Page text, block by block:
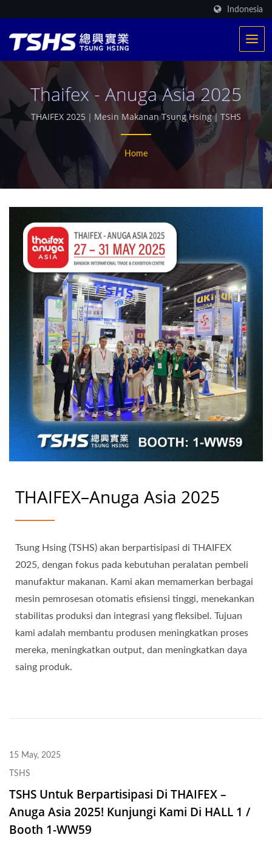
Indonesia
Thaifex - Anuga Asia 2025
THAIFEX 2025｜Mesin Makanan Tsung Hsing｜TSHS
Home
THAIFEX–Anuga Asia 2025
Tsung Hsing (TSHS) akan berpartisipasi di THAIFEX
2025, dengan fokus pada kebutuhan peralatan pembeli
manufaktur makanan. Kami akan memamerkan berbagai
mesin pemrosesan otomatis efisiensi tinggi, menekankan
stabilitas produksi dan integrasi yang fleksibel. Tujuan
kami adalah membantu produsen meningkatkan proses
mereka, meningkatkan output, dan meningkatkan daya
saing produk.
15 May, 2025
TSHS
TSHS Untuk Berpartisipasi Di THAIFEX –
Anuga Asia 2025! Kunjungi Kami Di HALL 1 /
Booth 1-WW59